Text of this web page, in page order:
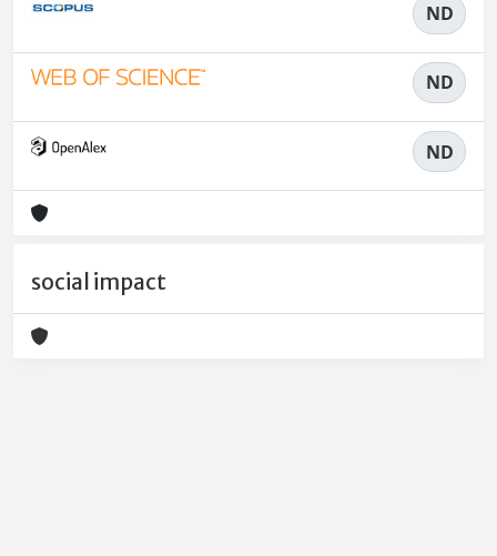
ND
ND
ND
social impact